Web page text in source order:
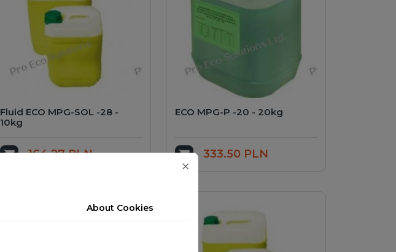
Fluid ECO MPG-SOL -28 -
10kg
Add to cart
164.27 PLN
ECO MPG-P -20 - 20kg
Add to cart
333.50 PLN
About Cookies